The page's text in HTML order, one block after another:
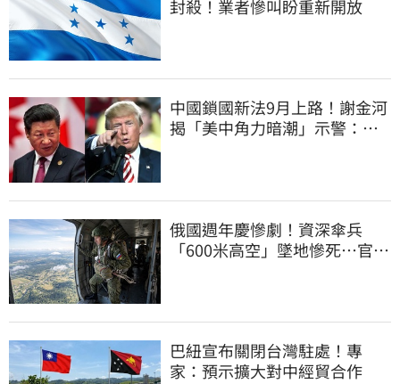
封殺！業者慘叫盼重新開放
中國鎖國新法9月上路！謝金河
揭「美中角力暗潮」示警：台
俄國週年慶慘劇！資深傘兵
「600米高空」墜地慘死…官方
巴紐宣布關閉台灣駐處！專
家：預示擴大對中經貿合作